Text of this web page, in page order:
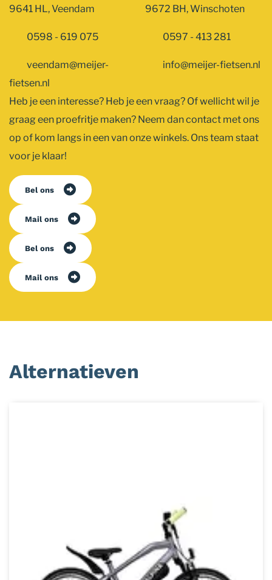
9641 HL, Veendam
0598 - 619 075
veendam@meijer-
fietsen.nl
9672 BH, Winschoten
0597 - 413 281
info@meijer-fietsen.nl
Heb je een interesse? Heb je een vraag? Of wellicht wil je
graag een proefritje maken? Neem dan contact met ons
op of kom langs in een van onze winkels. Ons team staat
voor je klaar!
Bel ons
Mail ons
Bel ons
Mail ons
Alternatieven